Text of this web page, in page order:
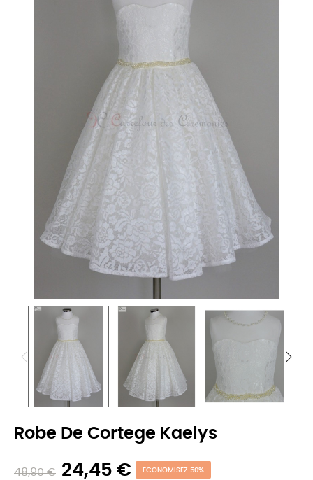
Robe De Cortege Kaelys
48,90 € 24,45 € ECONOMISEZ 50%